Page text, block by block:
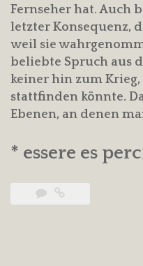
Fernseher hat. Auch
letzter Konsequenz,
weil sie
beliebte Spruch aus
keiner hin zum
stattfinden könnte.
Ebenen, an denen
* essere es